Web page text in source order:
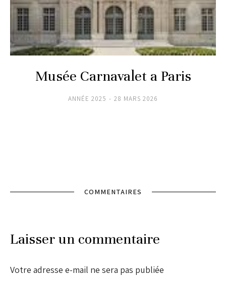
Musée Carnavalet a Paris
ANNÉE 2025 28 MARS 2026
COMMENTAIRES
Laisser un commentaire
Votre adresse e-mail ne sera pas publiée